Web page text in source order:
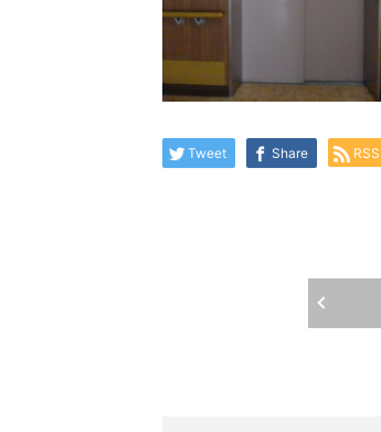
Tweet Share RSS